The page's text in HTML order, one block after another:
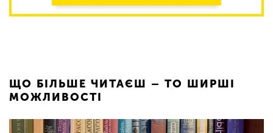
ЩО БІЛЬШЕ ЧИТАЄШ – ТО ШИРШІ
МОЖЛИВОСТІ